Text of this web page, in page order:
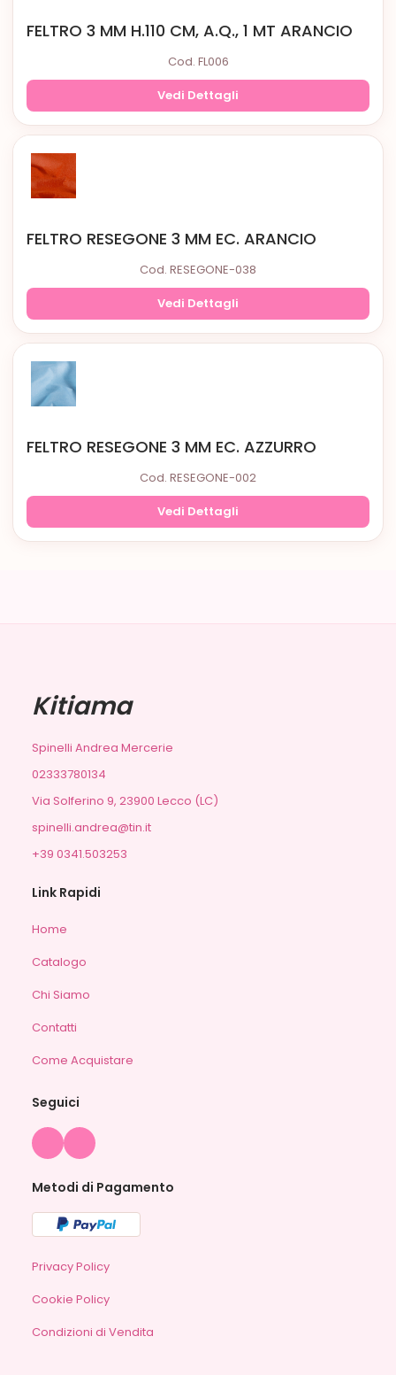
FELTRO 3 MM H.110 CM, A.Q., 1 MT ARANCIO
Cod. FL006
Vedi Dettagli
FELTRO RESEGONE 3 MM EC. ARANCIO
Cod. RESEGONE-038
Vedi Dettagli
FELTRO RESEGONE 3 MM EC. AZZURRO
Cod. RESEGONE-002
Vedi Dettagli
Kitiama
Spinelli Andrea Mercerie
02333780134
Via Solferino 9, 23900 Lecco (LC)
spinelli.andrea@tin.it
+39 0341.503253
Link Rapidi
Home
Catalogo
Chi Siamo
Contatti
Come Acquistare
Seguici
Metodi di Pagamento
Privacy Policy
Cookie Policy
Condizioni di Vendita